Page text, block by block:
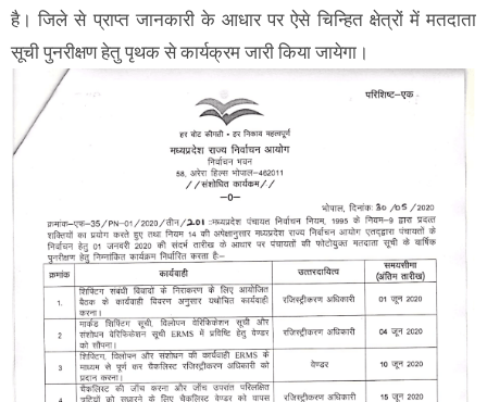
है। जिले से प्राप्त जानकारी के आधार पर ऐसे चिन्हित क्षेत्रों में मतदाता
सूची पुनरीक्षण हेतु पृथक से कार्यक्रम जारी किया जायेगा।